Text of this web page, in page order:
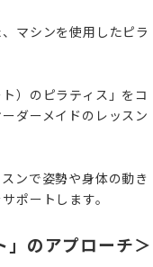
マシンを使用したピラ
）のピラティス」をコ
ダーメイドのレッスン
ンで姿勢や身体の動き
ポートします。
」のアプローチ＞